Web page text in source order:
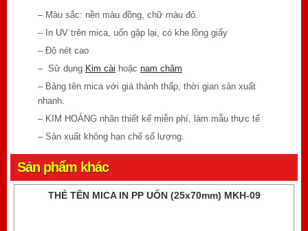
– Màu sắc: nền màu đồng, chữ màu đỏ.
– In UV trên mica, uốn gập lại, có khe lồng giấy
– Độ nét cao
– Sử dụng Kim cài hoặc nam châm
– Bảng tên mica với giá thành thấp, thời gian sản xuất
nhanh.
– KIM HOÀNG nhân thiết kế miễn phí, làm mẫu thực tế
– Sản xuất không hạn chế số lượng.
Sản phẩm khác
THẺ TÊN MICA IN PP UỐN (25x70mm) MKH-09